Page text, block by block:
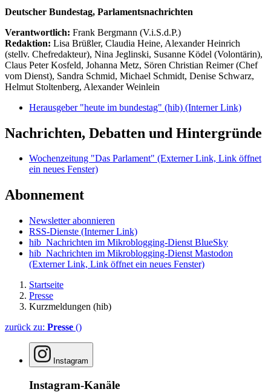
Deutscher Bundestag, Parlamentsnachrichten
Verantwortlich: Frank Bergmann (V.i.S.d.P.)
Redaktion: Lisa Brüßler, Claudia Heine, Alexander Heinrich
(stellv. Chefredakteur), Nina Jeglinski, Susanne Ködel (Volontärin),
Claus Peter Kosfeld, Johanna Metz, Sören Christian Reimer (Chef
vom Dienst), Sandra Schmid, Michael Schmidt, Denise Schwarz,
Helmut Stoltenberg, Alexander Weinlein
Herausgeber "heute im bundestag" (hib) (Interner Link)
Nachrichten, Debatten und Hintergründe
Wochenzeitung "Das Parlament" (Externer Link, Link öffnet
ein neues Fenster)
Abonnement
Newsletter abonnieren
RSS-Dienste (Interner Link)
hib_Nachrichten im Mikroblogging-Dienst BlueSky
hib_Nachrichten im Mikroblogging-Dienst Mastodon
(Externer Link, Link öffnet ein neues Fenster)
Startseite
Presse
Kurzmeldungen (hib)
zurück zu: Presse ()
Instagram
Instagram-Kanäle